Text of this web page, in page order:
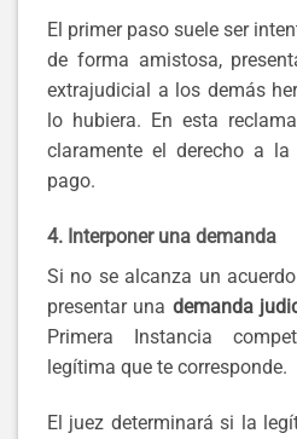
El primer paso suele ser
de forma amistosa,
extrajudicial a los demás
lo hubiera. En esta
claramente el derecho a
pago.
4. Interponer una demanda
Si no se alcanza un
presentar una demanda
Primera Instancia
legítima que te corresponde.
El juez determinará si la